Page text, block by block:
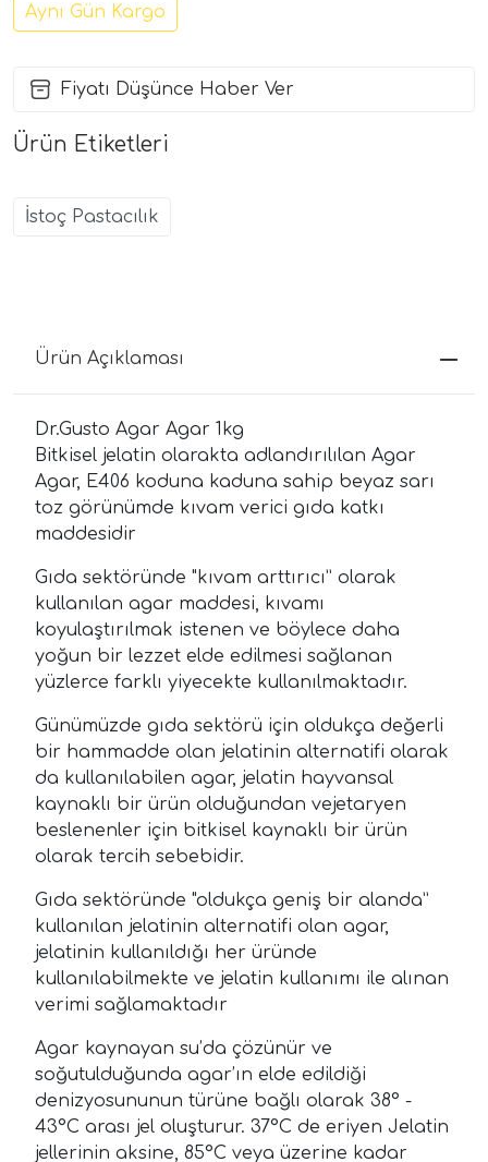
Aynı Gün Kargo
Fiyatı Düşünce Haber Ver
Ürün Etiketleri
İstoç Pastacılık
Ürün Açıklaması
Dr.Gusto Agar Agar 1kg
Bitkisel jelatin olarakta adlandırılılan Agar
Agar, E406 koduna kaduna sahip beyaz sarı
toz görünümde kıvam verici gıda katkı
maddesidir
Gıda sektöründe "kıvam arttırıcı” olarak
kullanılan agar maddesi, kıvamı
koyulaştırılmak istenen ve böylece daha
yoğun bir lezzet elde edilmesi sağlanan
yüzlerce farklı yiyecekte kullanılmaktadır.
Günümüzde gıda sektörü için oldukça değerli
bir hammadde olan jelatinin alternatifi olarak
da kullanılabilen agar, jelatin hayvansal
kaynaklı bir ürün olduğundan vejetaryen
beslenenler için bitkisel kaynaklı bir ürün
olarak tercih sebebidir.
Gıda sektöründe "oldukça geniş bir alanda”
kullanılan jelatinin alternatifi olan agar,
jelatinin kullanıldığı her üründe
kullanılabilmekte ve jelatin kullanımı ile alınan
verimi sağlamaktadır
Agar kaynayan su’da çözünür ve
soğutulduğunda agar’ın elde edildiği
denizyosununun türüne bağlı olarak 38° -
43°C arası jel oluşturur. 37°C de eriyen Jelatin
jellerinin aksine, 85°C veya üzerine kadar